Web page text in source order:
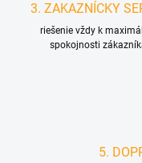
3. ZAKAZNÍCKY
riešenie vždy k
spokojnosti
5.